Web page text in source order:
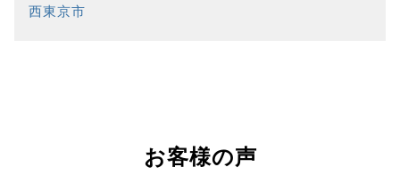
西東京市
お客様の声